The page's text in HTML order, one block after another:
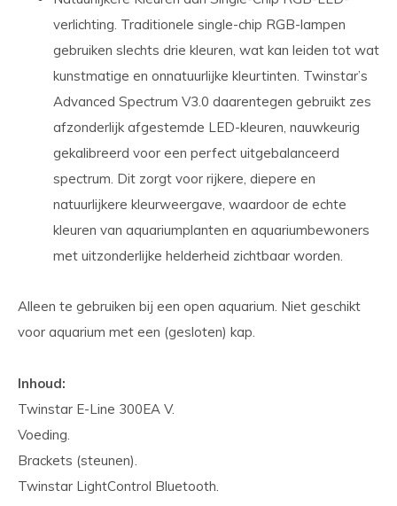
verlichting. Traditionele single-chip RGB-lampen
gebruiken slechts drie kleuren, wat kan leiden tot wat
kunstmatige en onnatuurlijke kleurtinten. Twinstar’s
Advanced Spectrum V3.0 daarentegen gebruikt zes
afzonderlijk afgestemde LED-kleuren, nauwkeurig
gekalibreerd voor een perfect uitgebalanceerd
spectrum. Dit zorgt voor rijkere, diepere en
natuurlijkere kleurweergave, waardoor de echte
kleuren van aquariumplanten en aquariumbewoners
met uitzonderlijke helderheid zichtbaar worden.
Alleen te gebruiken bij een open aquarium. Niet geschikt
voor aquarium met een (gesloten) kap.
Inhoud:
Twinstar E-Line 300EA V.
Voeding.
Brackets (steunen).
Twinstar LightControl Bluetooth.